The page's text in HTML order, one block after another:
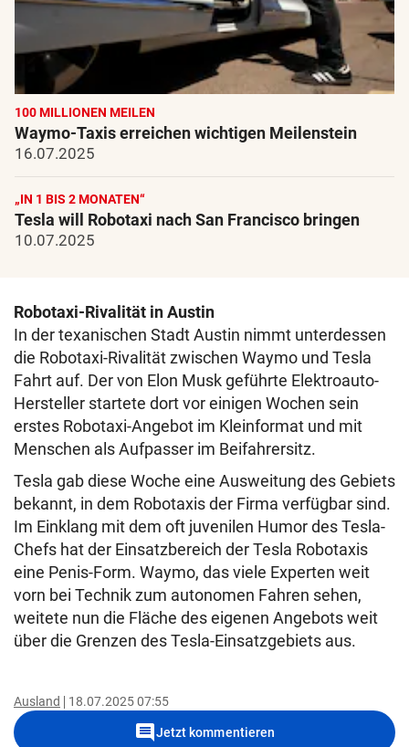
100 MILLIONEN MEILEN
Waymo-Taxis erreichen wichtigen Meilenstein
16.07.2025
„IN 1 BIS 2 MONATEN“
Tesla will Robotaxi nach San Francisco bringen
10.07.2025
Robotaxi-Rivalität in Austin
In der texanischen Stadt Austin nimmt unterdessen
die Robotaxi-Rivalität zwischen Waymo und Tesla
Fahrt auf. Der von Elon Musk geführte Elektroauto-
Hersteller startete dort vor einigen Wochen sein
erstes Robotaxi-Angebot im Kleinformat und mit
Menschen als Aufpasser im Beifahrersitz.
Tesla gab diese Woche eine Ausweitung des Gebiets
bekannt, in dem Robotaxis der Firma verfügbar sind.
Im Einklang mit dem oft juvenilen Humor des Tesla-
Chefs hat der Einsatzbereich der Tesla Robotaxis
eine Penis-Form. Waymo, das viele Experten weit
vorn bei Technik zum autonomen Fahren sehen,
weitete nun die Fläche des eigenen Angebots weit
über die Grenzen des Tesla-Einsatzgebiets aus.
Ausland 18.07.2025 07:55
commentJetzt kommentieren